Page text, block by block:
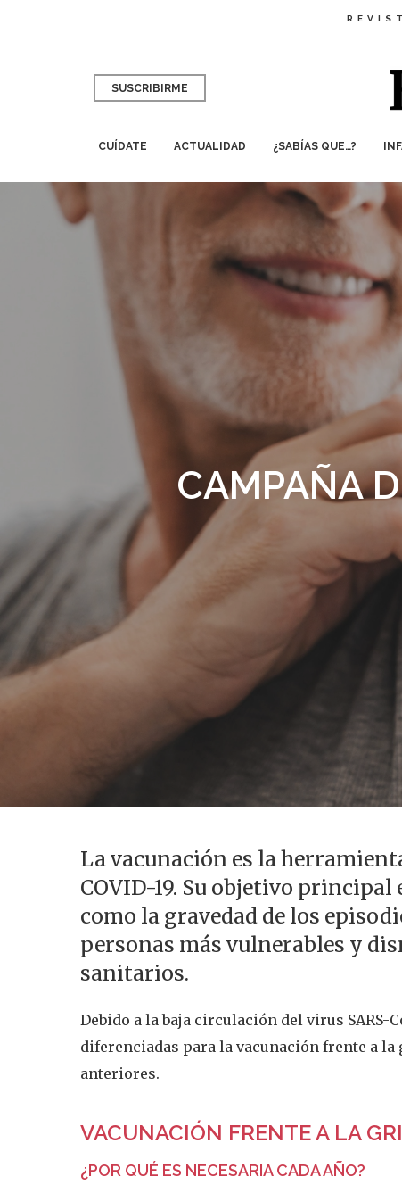
Presiona enter para buscar o ESC para
SUSCRIBIRME
CUÍDATE ACTUALIDAD ¿SABÍAS QUE…?
CAMPAÑA
La vacunación es la
COVID-19. Su objetivo
como la gravedad de los
personas más vulnerables y
sanitarios.
Debido a la baja circulación del virus SARS-
diferenciadas para la vacunación frente a la
anteriores.
VACUNACIÓN FRENTE A LA
¿POR QUÉ ES NECESARIA CADA AÑO?